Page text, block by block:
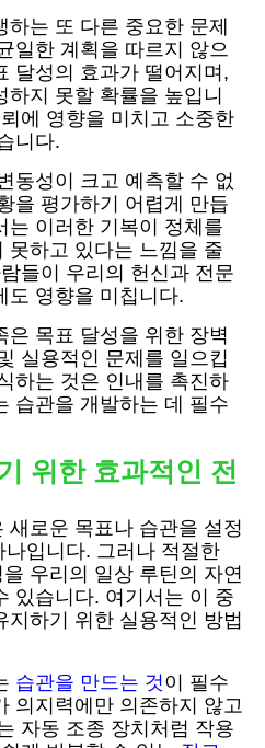
는 또 다른 중요한 문제
일한 계획을 따르지 않으
달성의 효과가 떨어지며,
지 못할 확률을 높입니
에 영향을 미치고 소중한
니다.
동성이 크고 예측할 수 없
을 평가하기 어렵게 만듭
는 이러한 기복이 정체를
못하고 있다는 느낌을 줄
들이 우리의 헌신과 전문
도 영향을 미칩니다.
은 목표 달성을 위한 장벽
실용적인 문제를 일으킵
하는 것은 인내를 촉진하
습관을 개발하는 데 필수
위한 효과적인 전
새로운 목표나 습관을 설정
입니다. 그러나 적절한
우리의 일상 루틴의 자연
있습니다. 여기서는 이 중
지하기 위한 실용적인 방법
습관을 만드는 것이 필수
의지력에만 의존하지 않고
자동 조종 장치처럼 작용